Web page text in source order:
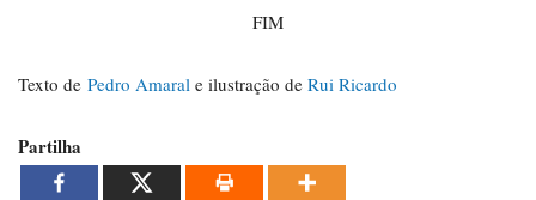
FIM
Texto de Pedro Amaral e ilustração de Rui Ricardo
Partilha